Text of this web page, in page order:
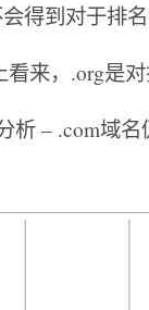
得到对于排
来，.org是
析 – .com域